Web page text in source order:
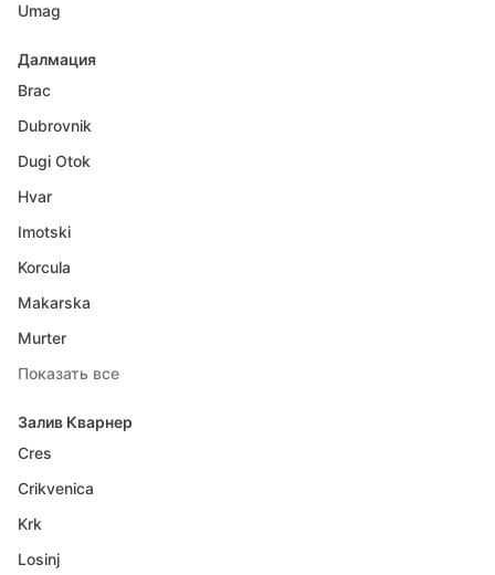
Umag
Далмация
Brac
Dubrovnik
Dugi Otok
Hvar
Imotski
Korcula
Makarska
Murter
Показать все
Залив Кварнер
Cres
Crikvenica
Krk
Losinj